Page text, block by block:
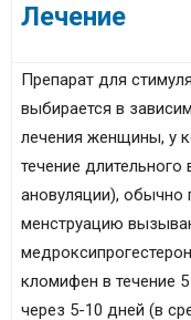
Лечение
Препарат для
выбирается в
лечения женщины, у
течение длительного
ановуляции), обычно
менструацию
кломифен в течение
через 5-10 дней (в